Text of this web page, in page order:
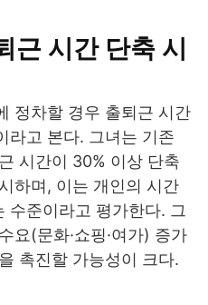
근 시간 단축 시
정차할 경우 출퇴근 시간
라고 본다. 그녀는 기존
시간이 30% 이상 단축
하며, 이는 개인의 시간
수준이라고 평가한다. 그
요(문화·쇼핑·여가) 증가
촉진할 가능성이 크다.